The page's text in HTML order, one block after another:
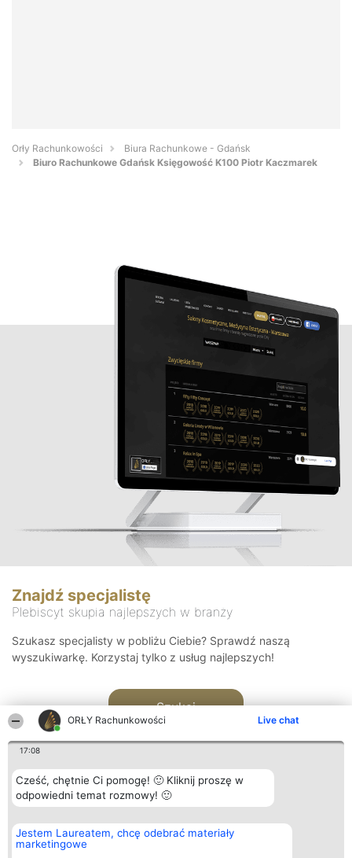
ORŁY Rachunkowości Live chat
17:08
Cześć, chętnie Ci pomogę! 🙂 Kliknij proszę w
odpowiedni temat rozmowy! 🙂
Jestem Laureatem, chcę odebrać materiały
marketingowe
Orły Rachunkowości
Biura Rachunkowe - Gdańsk
Biuro Rachunkowe Gdańsk Księgowość K100 Piotr Kaczmarek
Znajdź specjalistę
Plebiscyt skupia najlepszych w branży
Szukasz specjalisty w pobliżu Ciebie? Sprawdź naszą
wyszukiwarkę. Korzystaj tylko z usług najlepszych!
Szukaj
Organizator plebiscytu
Bright Side Solutions sp. z o.
o. sp. k.
Plebiscyt
Laureaci
Kontakt
Kontakt